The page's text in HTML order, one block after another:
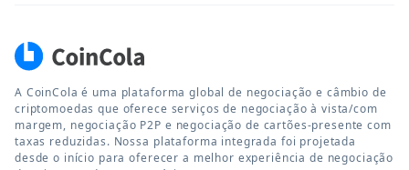
A CoinCola é uma plataforma global de negociação e câmbio de
criptomoedas que oferece serviços de negociação à vista/com
margem, negociação P2P e negociação de cartões-presente com
taxas reduzidas. Nossa plataforma integrada foi projetada
desde o início para oferecer a melhor experiência de negociação